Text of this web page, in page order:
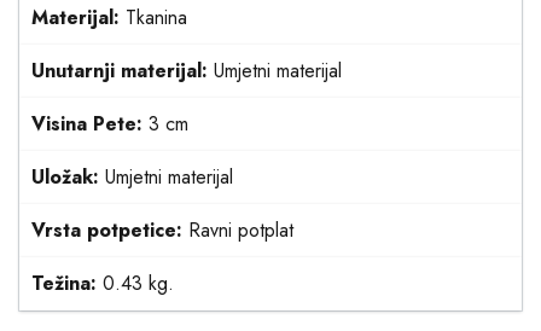
Materijal: Tkanina
Unutarnji materijal: Umjetni materijal
Visina Pete: 3 cm
Uložak: Umjetni materijal
Vrsta potpetice: Ravni potplat
Težina: 0.43 kg.